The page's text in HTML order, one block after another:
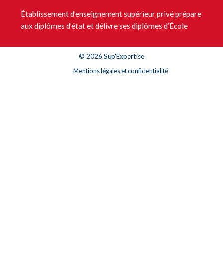
Établissement d’enseignement supérieur privé prépare
aux diplômes d’état et délivre ses diplômes d’École
© 2026 Sup'Expertise
Mentions légales et confidentialité